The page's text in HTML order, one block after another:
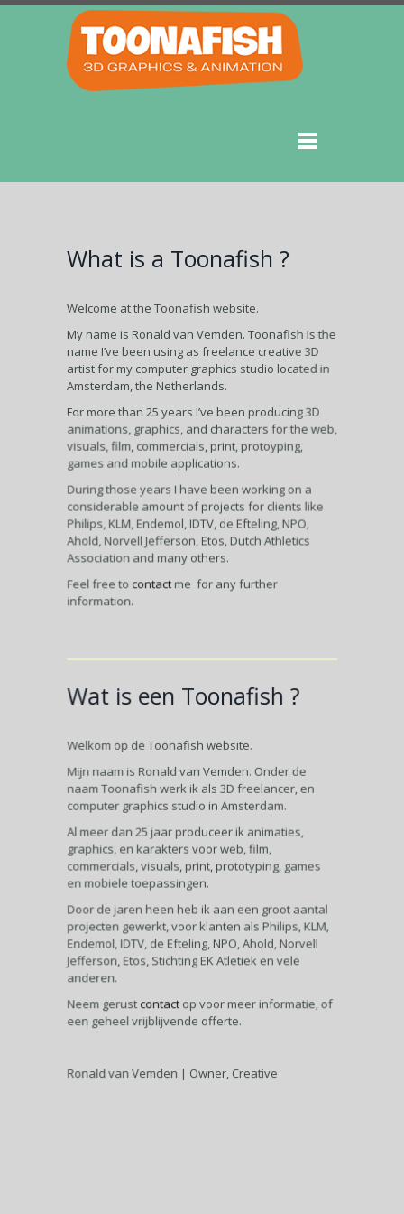
What is a Toonafish ?
Welcome at the Toonafish website.
My name is Ronald van Vemden. Toonafish is the
name I’ve been using as freelance creative 3D
artist for my computer graphics studio located in
Amsterdam, the Netherlands.
For more than 25 years I’ve been producing 3D
animations, graphics, and characters for the web,
visuals, film, commercials, print, protoyping,
games and mobile applications.
During those years I have been working on a
considerable amount of projects for clients like
Philips, KLM, Endemol, IDTV, de Efteling, NPO,
Ahold, Norvell Jefferson, Etos, Dutch Athletics
Association and many others.
Feel free to contact me for any further
information.
Wat is een Toonafish ?
Welkom op de Toonafish website.
Mijn naam is Ronald van Vemden. Onder de
naam Toonafish werk ik als 3D freelancer, en
computer graphics studio in Amsterdam.
Al meer dan 25 jaar produceer ik animaties,
graphics, en karakters voor web, film,
commercials, visuals, print, prototyping, games
en mobiele toepassingen.
Door de jaren heen heb ik aan een groot aantal
projecten gewerkt, voor klanten als Philips, KLM,
Endemol, IDTV, de Efteling, NPO, Ahold, Norvell
Jefferson, Etos, Stichting EK Atletiek en vele
anderen.
Neem gerust contact op voor meer informatie, of
een geheel vrijblijvende offerte.
Ronald van Vemden | Owner, Creative